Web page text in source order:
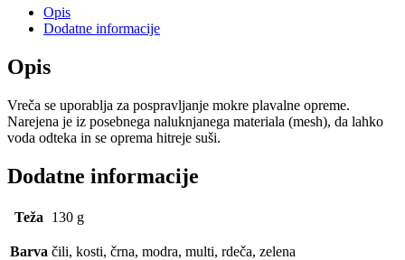
Opis
Dodatne informacije
Opis
Vreča se uporablja za pospravljanje mokre plavalne opreme.
Narejena je iz posebnega naluknjanega materiala (mesh), da lahko
voda odteka in se oprema hitreje suši.
Dodatne informacije
Teža 130 g
Barva čili, kosti, črna, modra, multi, rdeča, zelena